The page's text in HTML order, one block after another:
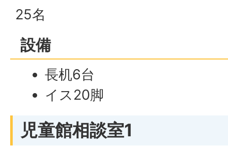
25名
設備
長机6台
イス20脚
児童館相談室1